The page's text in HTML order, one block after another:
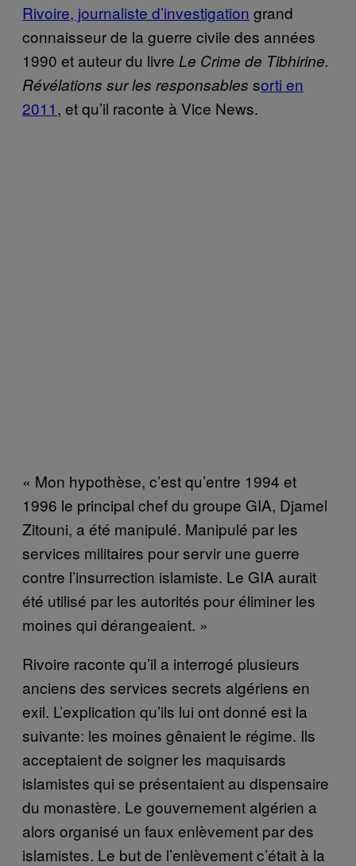
Rivoire, journaliste d’investigation grand
connaisseur de la guerre civile des années
1990 et auteur du livre Le Crime de Tibhirine.
Révélations sur les responsables sorti en
2011, et qu’il raconte à Vice News.
« Mon hypothèse, c’est qu’entre 1994 et
1996 le principal chef du groupe GIA, Djamel
Zitouni, a été manipulé. Manipulé par les
services militaires pour servir une guerre
contre l’insurrection islamiste. Le GIA aurait
été utilisé par les autorités pour éliminer les
moines qui dérangeaient. »
Rivoire raconte qu’il a interrogé plusieurs
anciens des services secrets algériens en
exil. L’explication qu’ils lui ont donné est la
suivante: les moines gênaient le régime. Ils
acceptaient de soigner les maquisards
islamistes qui se présentaient au dispensaire
du monastère. Le gouvernement algérien a
alors organisé un faux enlèvement par des
islamistes. Le but de l’enlèvement c’était à la